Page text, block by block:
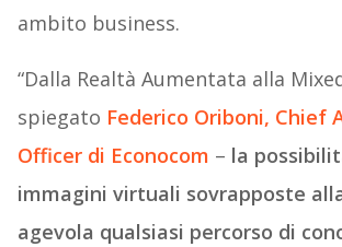
ambito business.
“Dalla Realtà Aumentata alla
spiegato Federico Oriboni, Chief
Officer di Econocom – la
immagini virtuali sovrapposte
agevola qualsiasi percorso di